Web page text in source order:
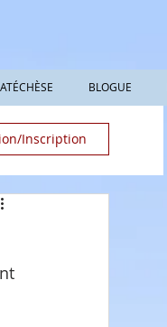
BLOGUE
Inscription